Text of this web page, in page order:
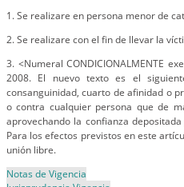
1. Se realizare en persona menor de
2. Se realizare con el fin de llevar la
3. <Numeral CONDICIONALMENTE
2008. El nuevo texto es el
consanguinidad, cuarto de afinidad o
o contra cualquier persona que de
aprovechando la confianza
Para los efectos previstos en este
unión libre.
Notas de Vigencia